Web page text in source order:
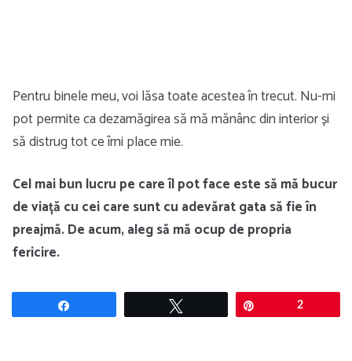
Pentru binele meu, voi lăsa toate acestea în trecut. Nu-mi
pot permite ca dezamăgirea să mă mănânc din interior și
să distrug tot ce îmi place mie.
Cel mai bun lucru pe care îl pot face este să mă bucur
de viață cu cei care sunt cu adevărat gata să fie în
preajmă. De acum, aleg să mă ocup de propria
fericire.
2